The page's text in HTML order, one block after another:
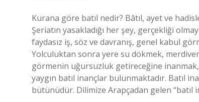
Kurana göre batıl nedir? Bâtıl, ayet ve
Şeriatın yasakladığı her şey, gerçekliği
faydasız iş, söz ve davranış, genel kabul
Yolculuktan sonra yere su dökmek,
görmenin uğursuzluk getireceğine
yaygın batıl inançlar bulunmaktadır. Batıl
bütünüdür. Dilimize Arapçadan gelen “batıl